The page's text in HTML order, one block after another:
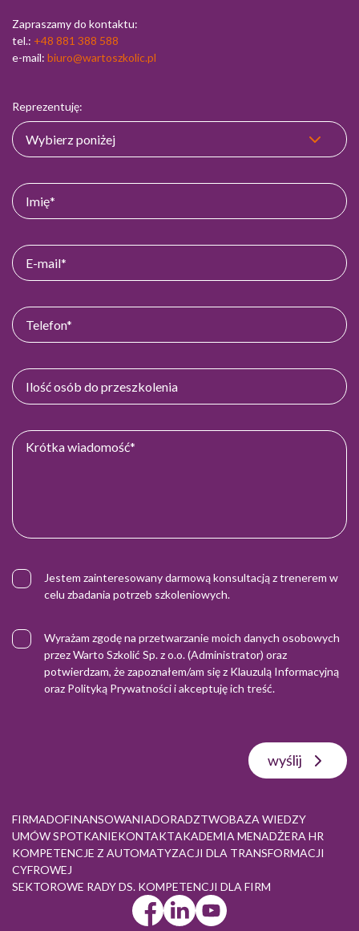
Zapraszamy do kontaktu:
tel.: +48 881 388 588
e-mail: biuro@wartoszkolic.pl
Reprezentuję:
Jestem zainteresowany darmową konsultacją z trenerem w
celu zbadania potrzeb szkoleniowych.
Wyrażam zgodę na przetwarzanie moich danych osobowych
przez Warto Szkolić Sp. z o.o. (Administrator) oraz
potwierdzam, że zapoznałem/am się z Klauzulą Informacyjną
oraz Polityką Prywatnościi akceptuję ich treść.
wyślij
FIRMADOFINANSOWANIADORADZTWOBAZA WIEDZY
UMÓW SPOTKANIEKONTAKTAKADEMIA MENADŻERA HR
KOMPETENCJE Z AUTOMATYZACJI DLA TRANSFORMACJI
CYFROWEJ
SEKTOROWE RADY DS. KOMPETENCJI DLA FIRM